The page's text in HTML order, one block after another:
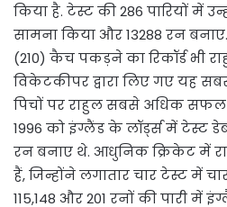
किया है. टेस्ट की 286 पारियों में
सामना किया और 13288 रन
(210) कैच पकड़ने का रिकॉर्ड भी
विकेटकीपर द्वारा लिए गए यह
पिचों पर राहुल सबसे अधिक
1996 को इंग्लैंड के लॉर्ड्स में टेस्ट
रन बनाए थे. आधुनिक क्रिकेट में
हैं, जिन्होंने लगातार चार टेस्ट में
115,148 और 201 रनों की पारी में